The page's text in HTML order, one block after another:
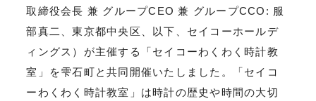
取締役会長 兼 グループCEO 兼 グループCCO: 服
部真二、東京都中央区、以下、セイコーホールデ
ィングス）が主催する「セイコーわくわく時計教
室」を雫石町と共同開催いたしました。「セイコ
ーわくわく時計教室」は時計の歴史や時間の大切